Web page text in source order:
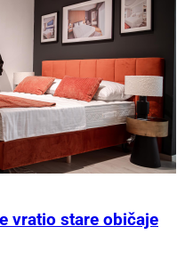
vratio stare običaje